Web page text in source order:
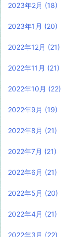
2023年2月 (18)
2023年1月 (20)
2022年12月 (21)
2022年11月 (21)
2022年10月 (22)
2022年9月 (19)
2022年8月 (21)
2022年7月 (21)
2022年6月 (21)
2022年5月 (20)
2022年4月 (21)
2022年3月 (22)